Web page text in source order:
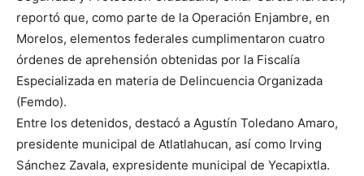
reportó que, como parte de la Operación Enjambre, en
Morelos, elementos federales cumplimentaron cuatro
órdenes de aprehensión obtenidas por la Fiscalía
Especializada en materia de Delincuencia Organizada
(Femdo).
Entre los detenidos, destacó a Agustín Toledano Amaro,
presidente municipal de Atlatlahucan, así como Irving
Sánchez Zavala, expresidente municipal de Yecapixtla.